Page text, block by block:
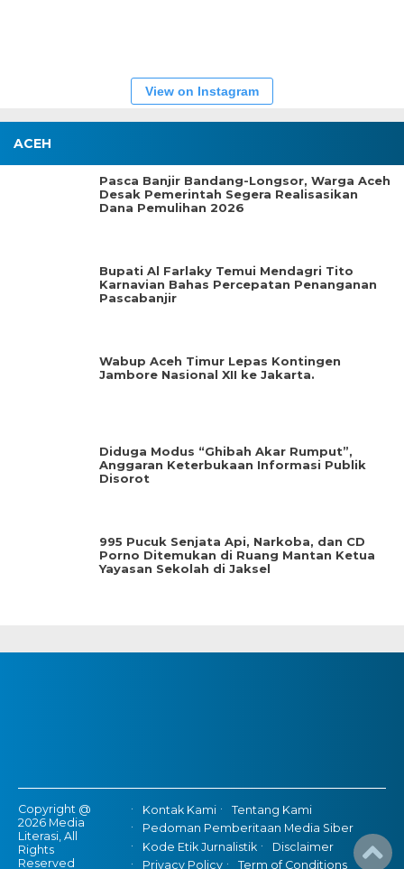
View on Instagram
ACEH
Pasca Banjir Bandang-Longsor, Warga Aceh
Desak Pemerintah Segera Realisasikan
Dana Pemulihan 2026
Bupati Al Farlaky Temui Mendagri Tito
Karnavian Bahas Percepatan Penanganan
Pascabanjir
Wabup Aceh Timur Lepas Kontingen
Jambore Nasional XII ke Jakarta.
Diduga Modus “Ghibah Akar Rumput”,
Anggaran Keterbukaan Informasi Publik
Disorot
995 Pucuk Senjata Api, Narkoba, dan CD
Porno Ditemukan di Ruang Mantan Ketua
Yayasan Sekolah di Jaksel
Copyright @
2026 Media
Literasi, All
Rights
Reserved
Kontak Kami
Tentang Kami
Pedoman Pemberitaan Media Siber
Kode Etik Jurnalistik
Disclaimer
Privacy Policy
Term of Conditions